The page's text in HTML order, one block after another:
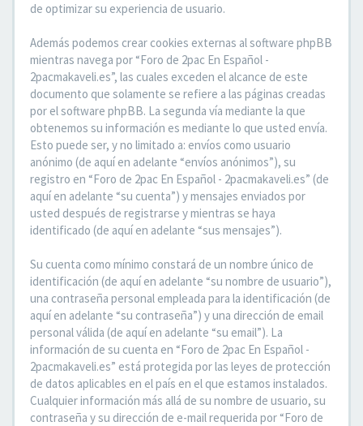
de optimizar su experiencia de usuario.
Además podemos crear cookies externas al software phpBB
mientras navega por “Foro de 2pac En Español -
2pacmakaveli.es”, las cuales exceden el alcance de este
documento que solamente se refiere a las páginas creadas
por el software phpBB. La segunda vía mediante la que
obtenemos su información es mediante lo que usted envía.
Esto puede ser, y no limitado a: envíos como usuario
anónimo (de aquí en adelante “envíos anónimos”), su
registro en “Foro de 2pac En Español - 2pacmakaveli.es” (de
aquí en adelante “su cuenta”) y mensajes enviados por
usted después de registrarse y mientras se haya
identificado (de aquí en adelante “sus mensajes”).
Su cuenta como mínimo constará de un nombre único de
identificación (de aquí en adelante “su nombre de usuario”),
una contraseña personal empleada para la identificación (de
aquí en adelante “su contraseña”) y una dirección de email
personal válida (de aquí en adelante “su email”). La
información de su cuenta en “Foro de 2pac En Español -
2pacmakaveli.es” está protegida por las leyes de protección
de datos aplicables en el país en el que estamos instalados.
Cualquier información más allá de su nombre de usuario, su
contraseña y su dirección de e-mail requerida por “Foro de